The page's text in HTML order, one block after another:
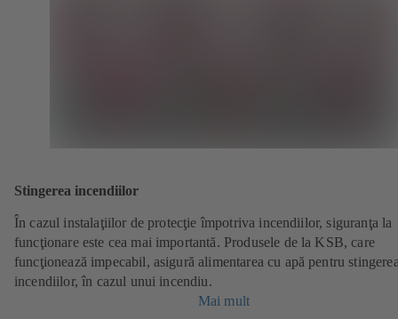
Stingerea incendiilor
În cazul instalaţiilor de protecţie împotriva incendiilor, siguranţa la
funcţionare este cea mai importantă. Produsele de la KSB, care
funcţionează impecabil, asigură alimentarea cu apă pentru
incendiilor, în cazul unui incendiu.
Mai mult